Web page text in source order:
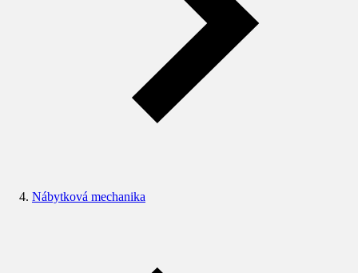
Nábytková mechanika